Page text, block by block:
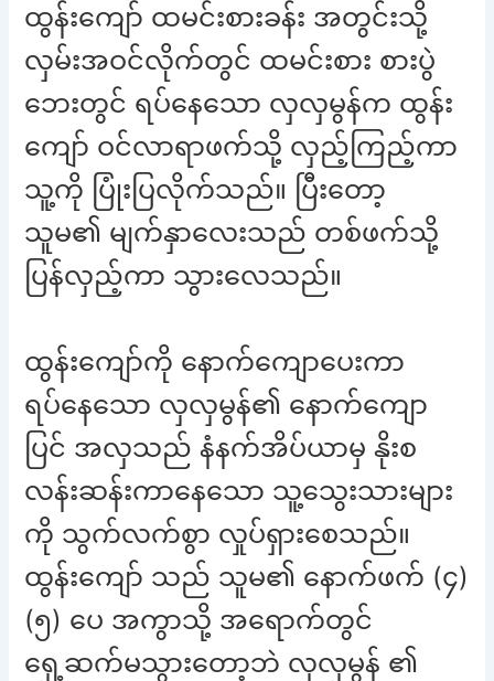
ထွန်းကျော် ထမင်းစားခန်း အတွင်းသို့
လှမ်းအဝင်လိုက်တွင် ထမင်းစား စားပွဲ
ဘေးတွင် ရပ်နေသော လှလှမွန်က ထွန်း
ကျော် ဝင်လာရာဖက်သို့ လှည့်ကြည့်ကာ
သူ့ကို ပြုံးပြလိုက်သည်။ ပြီးတော့
သူမ၏ မျက်နှာလေးသည် တစ်ဖက်သို့
ပြန်လှည့်ကာ သွားလေသည်။
ထွန်းကျော်ကို နောက်ကျောပေးကာ
ရပ်နေသော လှလှမွန်၏ နောက်ကျော
ပြင် အလှသည် နံနက်အိပ်ယာမှ နိုးစ
လန်းဆန်းကာနေသော သူ့သွေးသားများ
ကို သွက်လက်စွာ လှုပ်ရှားစေသည်။
ထွန်းကျော် သည် သူမ၏ နောက်ဖက် (၄)
(၅) ပေ အကွာသို့ အရောက်တွင်
ရှေ့ဆက်မသွားတော့ဘဲ လှလှမွန် ၏